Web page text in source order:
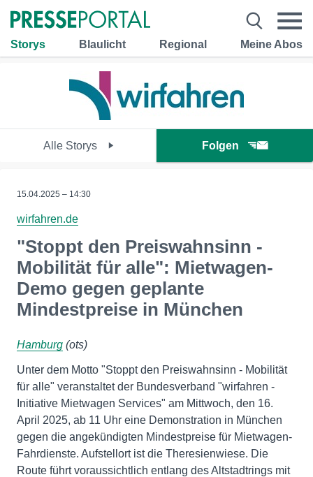
Storys Blaulicht Regional Meine Abos
Alle Storys Folgen
15.04.2025 – 14:30
wirfahren.de
"Stoppt den Preiswahnsinn -
Mobilität für alle": Mietwagen-
Demo gegen geplante
Mindestpreise in München
Hamburg (ots)
Unter dem Motto "Stoppt den Preiswahnsinn - Mobilität
für alle" veranstaltet der Bundesverband "wirfahren -
Initiative Mietwagen Services" am Mittwoch, den 16.
April 2025, ab 11 Uhr eine Demonstration in München
gegen die angekündigten Mindestpreise für Mietwagen-
Fahrdienste. Aufstellort ist die Theresienwiese. Die
Route führt voraussichtlich entlang des Altstadtrings mit